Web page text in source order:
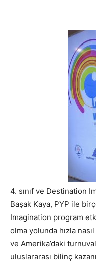
4. sınıf ve Destination
Başak Kaya, PYP ile
Imagination program
olma yolunda hızla
ve Amerika’daki
uluslararası bilinç